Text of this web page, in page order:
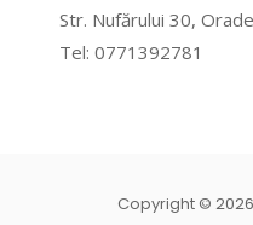
Str. Nufărului 30,
Tel: 0771392781
Copyright ©